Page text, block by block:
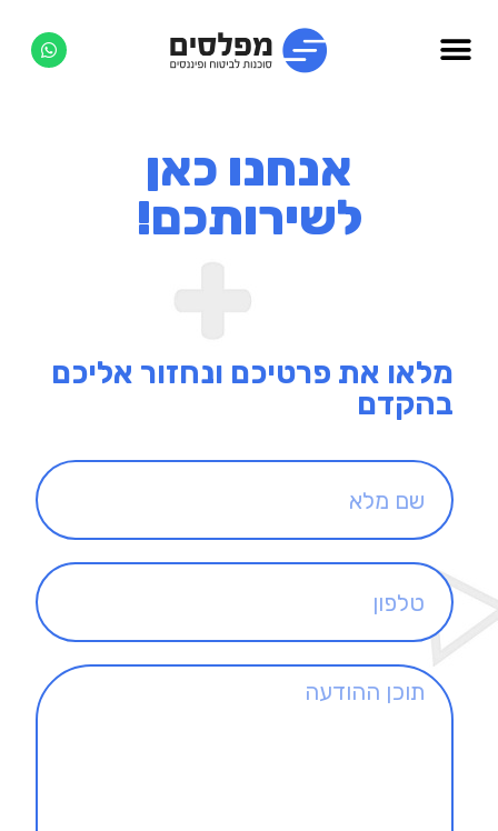
אנחנו כאן
לשירותכם!
מלאו את פרטיכם ונחזור אליכם
בהקדם